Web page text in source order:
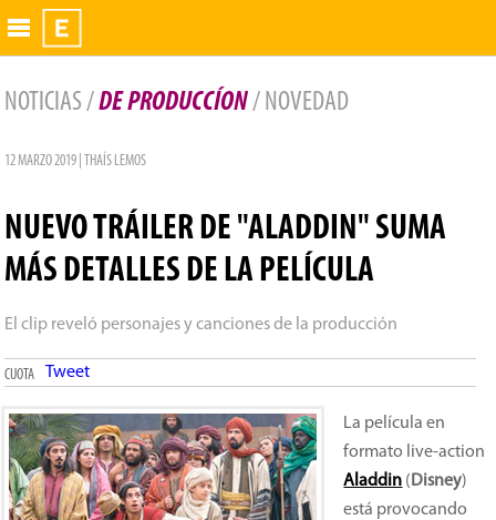
Exhibidor
NOTICIAS /DE PRODUCCÍON/ NOVEDAD
12 MARZO 2019 | THAÍS LEMOS
NUEVO TRÁILER DE "ALADDIN" SUMA
MÁS DETALLES DE LA PELÍCULA
El clip reveló personajes y canciones de la producción
CUOTA Tweet
La película en
formato live-action
Aladdin ( Disney)
está provocando